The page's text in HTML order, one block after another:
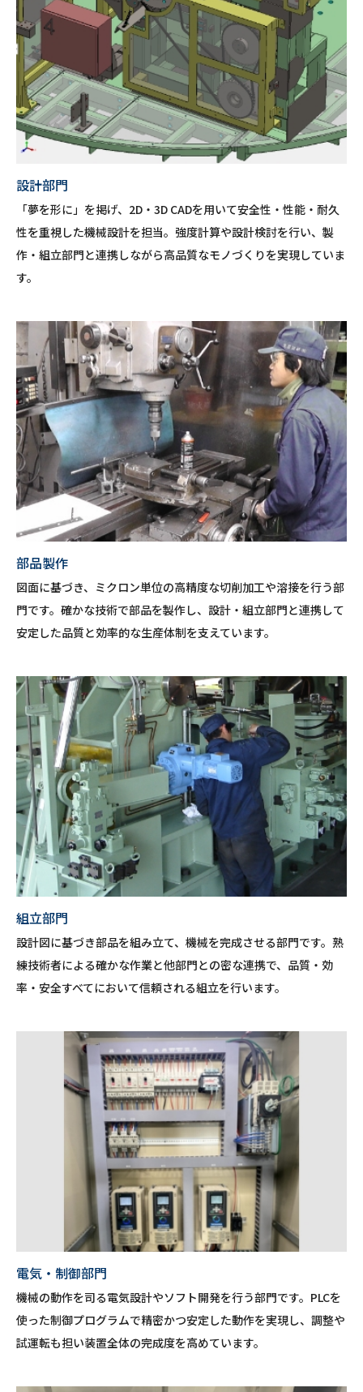
設計部門
「夢を形に」を掲げ、2D・3D CADを用いて安全性・性能・耐久
性を重視した機械設計を担当。強度計算や設計検討を行い、製
作・組立部門と連携しながら高品質なモノづくりを実現していま
す。
部品製作
図面に基づき、ミクロン単位の高精度な切削加工や溶接を行う部
門です。確かな技術で部品を製作し、設計・組立部門と連携して
安定した品質と効率的な生産体制を支えています。
組立部門
設計図に基づき部品を組み立て、機械を完成させる部門です。熟
練技術者による確かな作業と他部門との密な連携で、品質・効
率・安全すべてにおいて信頼される組立を行います。
電気・制御部門
機械の動作を司る電気設計やソフト開発を行う部門です。PLCを
使った制御プログラムで精密かつ安定した動作を実現し、調整や
試運転も担い装置全体の完成度を高めています。